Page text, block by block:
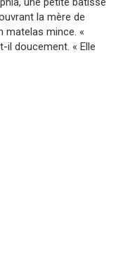
la mère de
matelas mince. «
il doucement. « Elle